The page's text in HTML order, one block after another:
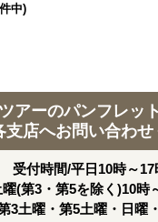
中)
アーのパンフレッ
支店へお問い合わせ
受付時間/平日10時～17
曜(第3・第5を除く)10時
3土曜・第5土曜・日曜